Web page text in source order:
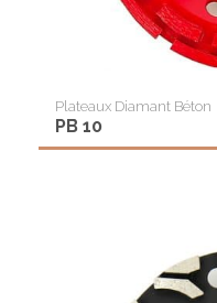
Plateaux Diamant Béton
PB 10